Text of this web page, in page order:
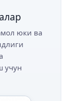
юки ва
учун